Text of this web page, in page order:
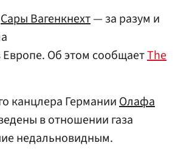
Сары Вагенкнехт— за разум и
Об этом сообщаетThe
канцлера ГерманииОлафа
в отношении газа
недальновидным.